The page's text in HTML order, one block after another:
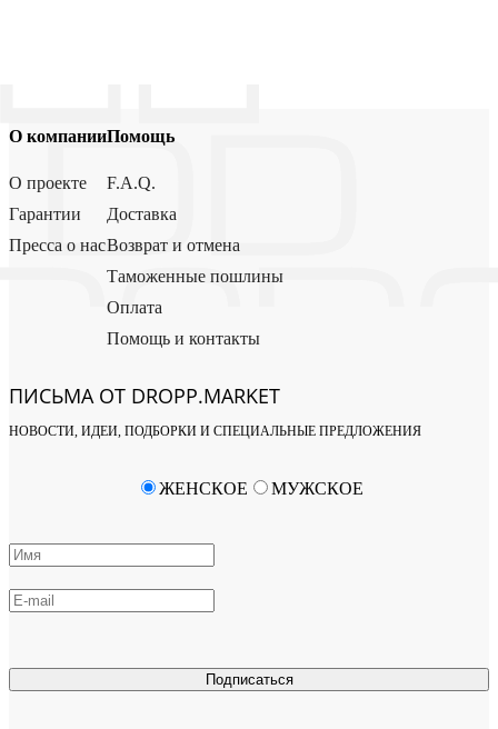
О компании
О проекте
Гарантии
Пресса о нас
Помощь
F.A.Q.
Доставка
Возврат и отмена
Таможенные пошлины
Оплата
Помощь и контакты
ПИСЬМА ОТ DROPP.MARKET
НОВОСТИ, ИДЕИ, ПОДБОРКИ И СПЕЦИАЛЬНЫЕ ПРЕДЛОЖЕНИЯ
Подписаться
ЖЕНСКОЕ МУЖСКОЕ